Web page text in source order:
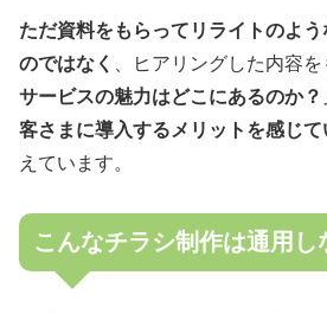
ただ資料をもらってリライトのよ
のではなく
、ヒアリングした内容を
サービスの魅力はどこにあるのか？
客さまに導入するメリットを感じて
えています。
こんなチラシ制作は通用し